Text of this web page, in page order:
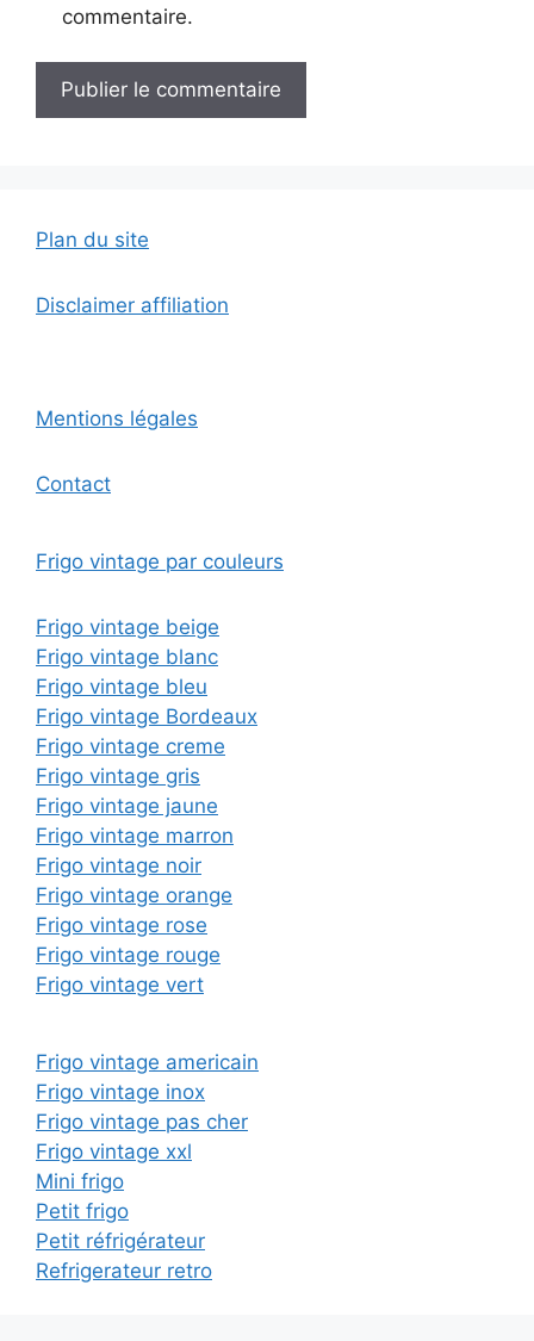
commentaire.
Plan du site
Disclaimer affiliation
Mentions légales
Contact
Frigo vintage par couleurs
Frigo vintage beige
Frigo vintage blanc
Frigo vintage bleu
Frigo vintage Bordeaux
Frigo vintage creme
Frigo vintage gris
Frigo vintage jaune
Frigo vintage marron
Frigo vintage noir
Frigo vintage orange
Frigo vintage rose
Frigo vintage rouge
Frigo vintage vert
Frigo vintage americain
Frigo vintage inox
Frigo vintage pas cher
Frigo vintage xxl
Mini frigo
Petit frigo
Petit réfrigérateur
Refrigerateur retro